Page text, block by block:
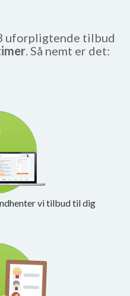
uforpligtende tilbud
. Så nemt er det:
vi tilbud til dig